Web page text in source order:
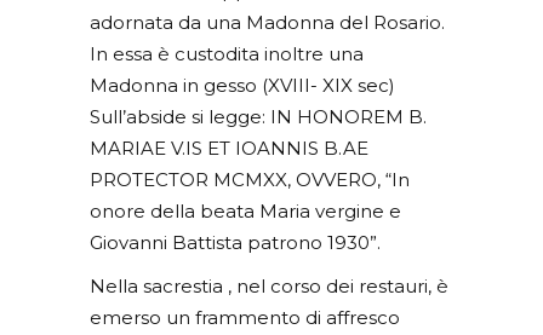
adornata da una Madonna del Rosario.
In essa è custodita inoltre una
Madonna in gesso (XVIII- XIX sec)
Sull’abside si legge: IN HONOREM B.
MARIAE V.IS ET IOANNIS B.AE
PROTECTOR MCMXX, OVVERO, “In
onore della beata Maria vergine e
Giovanni Battista patrono 1930”.
Nella sacrestia , nel corso dei restauri, è
emerso un frammento di affresco